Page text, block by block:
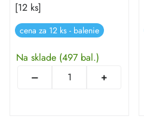
[12 ks]
cena za 12 ks - balenie
Na sklade (497 bal.)